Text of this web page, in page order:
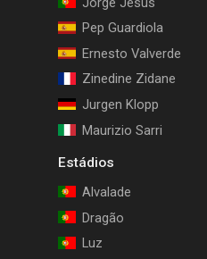
Pep Guardiola
Ernesto Valverde
Zinedine Zidane
Jurgen Klopp
Maurizio Sarri
Estádios
Alvalade
Dragão
Luz